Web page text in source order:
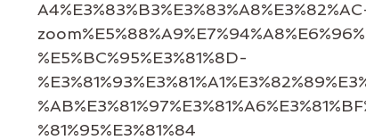
%E5%BC%95%E3%81%8D-
%81%95%E3%81%84